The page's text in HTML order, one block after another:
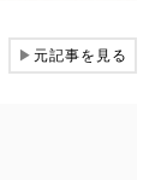
▶元記事を見る